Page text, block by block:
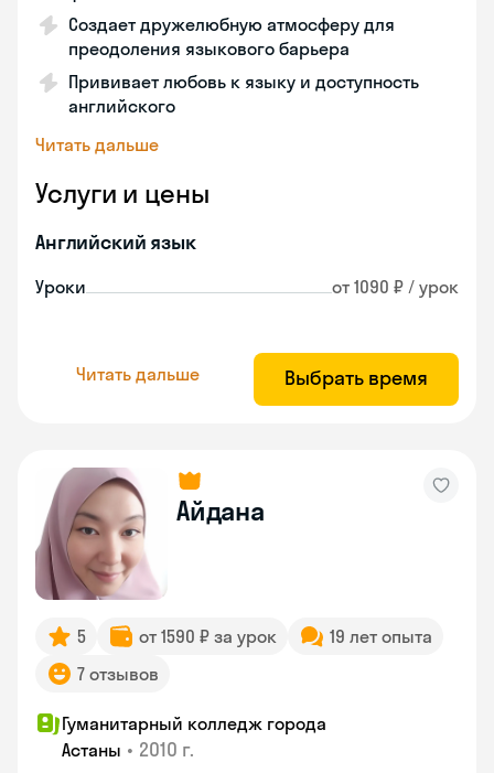
Создает дружелюбную атмосферу для
преодоления языкового барьера
Прививает любовь к языку и доступность
английского
Читать дальше
Услуги и цены
Английский язык
Уроки от 1090 ₽ / урок
Читать дальше Выбрать время
Айдана
5 от 1590 ₽ за урок
19 лет опыта
7 отзывов
Гуманитарный колледж города
Астаны • 2010 г.